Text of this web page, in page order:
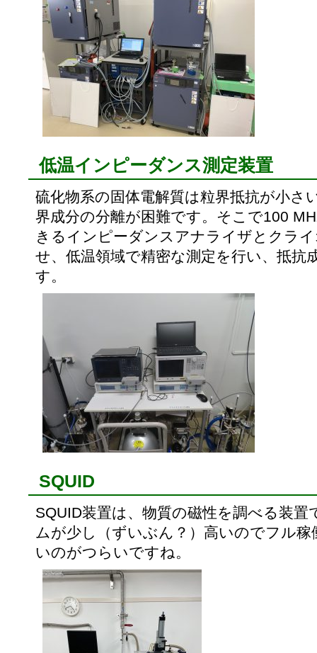
低温インピーダンス測定装置
硫化物系の固体電解質は粒界抵抗が小さ
界成分の分離が困難です。そこで100
きるインピーダンスアナライザとクラ
せ、低温領域で精密な測定を行い、抵抗
す。
SQUID
SQUID装置は、物質の磁性を調べる装
ムが少し（ずいぶん？）高いのでフル
いのがつらいですね。